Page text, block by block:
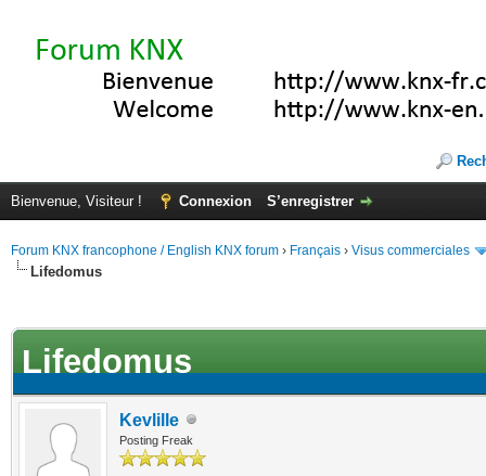
Bienvenue, Visiteur ! Connexion S’enregistrer
Forum KNX francophone / English KNX forum › Français › Visus commerciales
Lifedomus
Lifedomus
Kevlille
Posting Freak